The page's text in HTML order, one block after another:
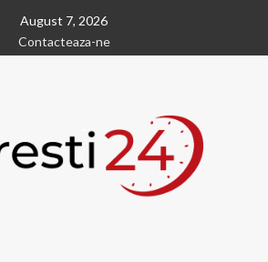
August 7, 2026
Contacteaza-ne